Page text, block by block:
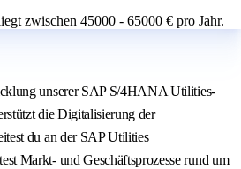
zwischen 45000 - 65000 € pro Jahr.
unserer SAP S/4HANA Utilities-
die Digitalisierung der
du an der SAP Utilities
Markt- und Geschäftsprozesse rund um